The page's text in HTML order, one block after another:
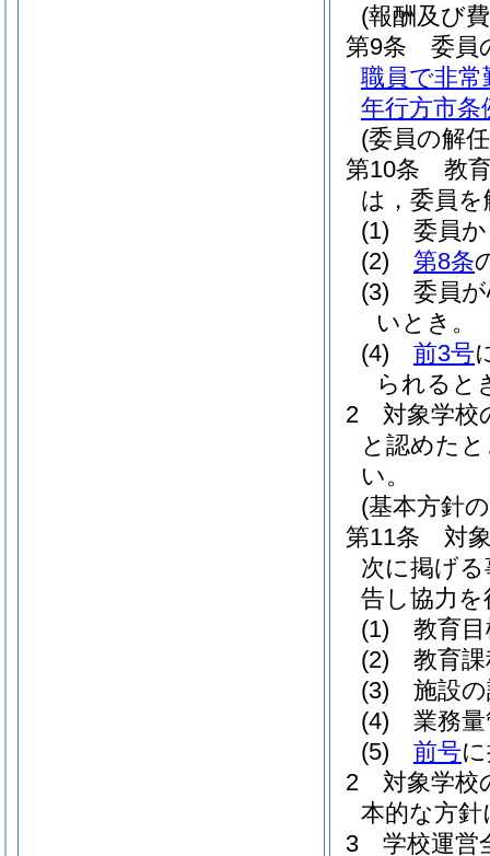
(報酬及び
第9条
委員
職員で非
年行方市条
(委員の解
第10条
教
は，委員
(1)
委員
(2)
第8条
(3)
委員
いとき。
(4)
前3号
られると
2
対象学校
と認めた
い。
(基本方針
第11条
対
次に掲げ
告し協力
(1)
教育
(2)
教育
(3)
施設
(4)
業務
(5)
前号
2
対象学校
本的な方
3
学校運営